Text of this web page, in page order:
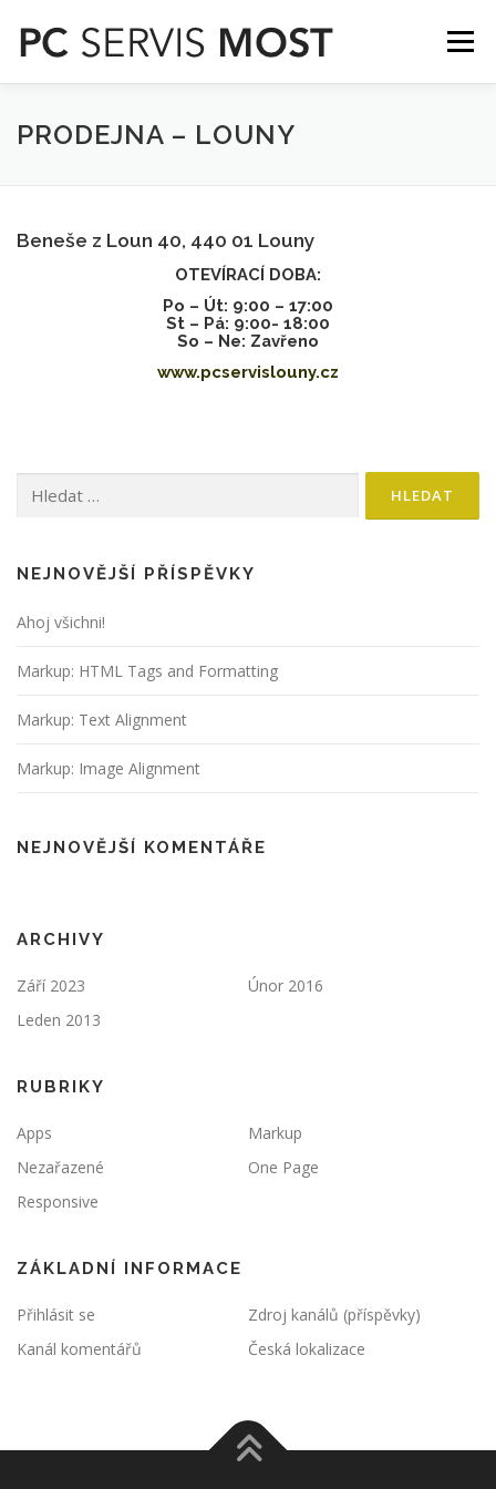
obsah
Menu
SLUŽBY O NÁS GALERIE
PRODEJNA – LOUNY
Beneše z Loun 40, 440 01 Louny
OTEVÍRACÍ DOBA:
Po – Út: 9:00 – 17:00
St – Pá: 9:00- 18:00
So – Ne: Zavřeno
www.pcservislouny.cz
NEJNOVĚJŠÍ PŘÍSPĚVKY
Ahoj všichni!
Markup: HTML Tags and Formatting
Markup: Text Alignment
Markup: Image Alignment
NEJNOVĚJŠÍ KOMENTÁŘE
ARCHIVY
Září 2023
Únor 2016
Leden 2013
RUBRIKY
Apps
Markup
Nezařazené
One Page
Responsive
ZÁKLADNÍ INFORMACE
Přihlásit se
Zdroj kanálů (příspěvky)
Kanál komentářů
Česká lokalizace